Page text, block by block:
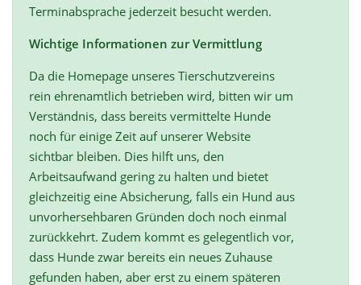
Terminabsprache jederzeit besucht werden.
Wichtige Informationen zur Vermittlung
Da die Homepage unseres Tierschutzvereins
rein ehrenamtlich betrieben wird, bitten wir um
Verständnis, dass bereits vermittelte Hunde
noch für einige Zeit auf unserer Website
sichtbar bleiben. Dies hilft uns, den
Arbeitsaufwand gering zu halten und bietet
gleichzeitig eine Absicherung, falls ein Hund aus
unvorhersehbaren Gründen doch noch einmal
zurückkehrt. Zudem kommt es gelegentlich vor,
dass Hunde zwar bereits ein neues Zuhause
gefunden haben, aber erst zu einem späteren